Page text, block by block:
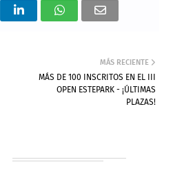
MÁS RECIENTE
MÁS DE 100 INSCRITOS EN EL III
OPEN ESTEPARK - ¡ÚLTIMAS
PLAZAS!